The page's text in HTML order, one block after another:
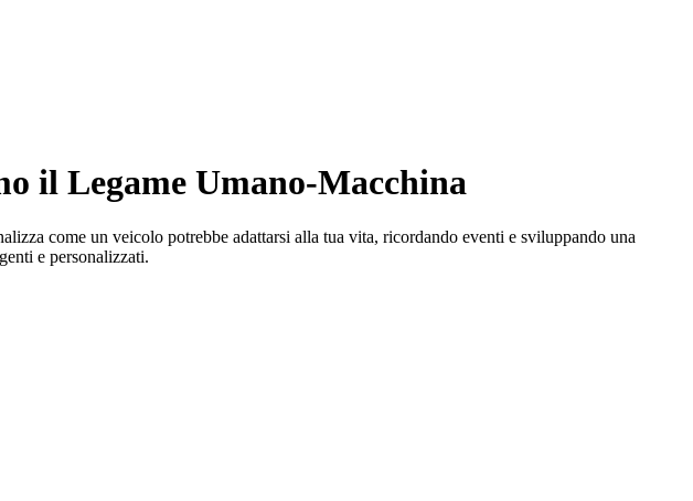
il Legame Umano-Macchina
come un veicolo potrebbe adattarsi alla tua vita, ricordando eventi e sviluppando una
e personalizzati.